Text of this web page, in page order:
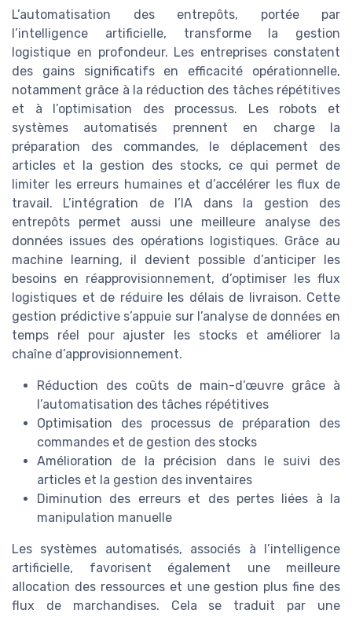
L’automatisation des entrepôts, portée par
l’intelligence artificielle, transforme la gestion
logistique en profondeur. Les entreprises constatent
des gains significatifs en efficacité opérationnelle,
notamment grâce à la réduction des tâches répétitives
et à l’optimisation des processus. Les robots et
systèmes automatisés prennent en charge la
préparation des commandes, le déplacement des
articles et la gestion des stocks, ce qui permet de
limiter les erreurs humaines et d’accélérer les flux de
travail. L’intégration de l’IA dans la gestion des
entrepôts permet aussi une meilleure analyse des
données issues des opérations logistiques. Grâce au
machine learning, il devient possible d’anticiper les
besoins en réapprovisionnement, d’optimiser les flux
logistiques et de réduire les délais de livraison. Cette
gestion prédictive s’appuie sur l’analyse de données en
temps réel pour ajuster les stocks et améliorer la
chaîne d’approvisionnement.
Réduction des coûts de main-d’œuvre grâce à
l’automatisation des tâches répétitives
Optimisation des processus de préparation des
commandes et de gestion des stocks
Amélioration de la précision dans le suivi des
articles et la gestion des inventaires
Diminution des erreurs et des pertes liées à la
manipulation manuelle
Les systèmes automatisés, associés à l’intelligence
artificielle, favorisent également une meilleure
allocation des ressources et une gestion plus fine des
flux de marchandises. Cela se traduit par une